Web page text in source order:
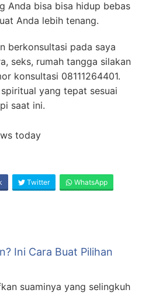
Anda bisa bisa hidup bebas
Anda lebih tenang.
berkonsultasi pada saya
seks, rumah tangga silakan
konsultasi 08111264401.
yang tepat sesuai
saat ini.
today
Twitter WhatsApp
Ini Cara Buat Pilihan
suaminya yang selingkuh